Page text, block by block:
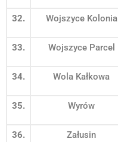
32. Wojszyce Kolonia
33. Wojszyce Parcel
34. Wola Kałkowa
35. Wyrów
36. Załusin